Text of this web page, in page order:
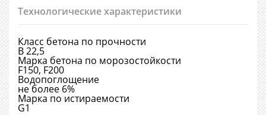
Технологические характеристики
Класс бетона по прочности
В 22,5
Марка бетона по морозостойкости
F150, F200
Водопоглощение
не более 6%
Марка по истираемости
G1